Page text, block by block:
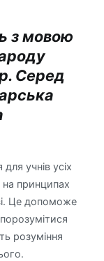
з мовою
Серед
учнів усіх
на принципах
Це допоможе
розуміння